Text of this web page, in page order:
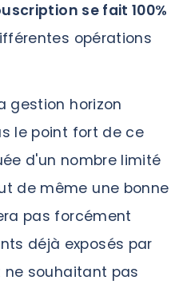
se fait 100%
opérations
gestion horizon
le point fort de ce
d'un nombre limité
de même une bonne
pas forcément
déjà exposés par
ne souhaitant pas